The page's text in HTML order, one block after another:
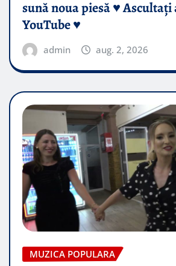
sună noua piesă ♥️ Ascultați
YouTube ♥️
admin aug. 2, 2026
MUZICA POPULARA